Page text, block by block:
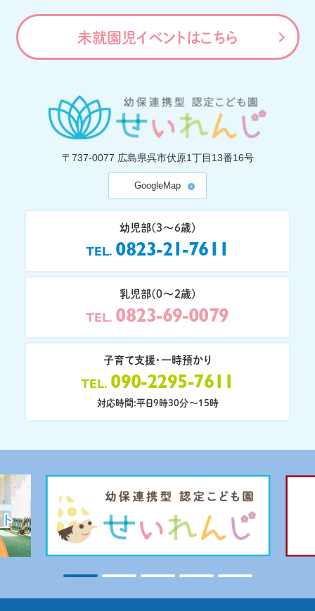
未就園児イベントはこちら
〒737-0077 広島県呉市伏原1丁目13番16号
GoogleMap
幼児部(3〜6歳)
TEL 0823-21-7611
乳児部(0〜2歳)
TEL 0823-69-0079
子育て支援・一時預かり
TEL 090-2295-7611
対応時間:平日9時30分〜15時